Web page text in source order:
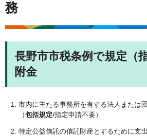
務
長野市市税条例で規定（
附金
市内に主たる事務所を有する法人または
（包括規定/指定申請不要）
特定公益信託の信託財産とするために支